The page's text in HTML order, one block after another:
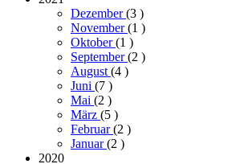
Dezember(3 )
November(1 )
Oktober(1 )
September(2 )
August (4 )
Juni (7 )
Mai (2 )
März (5 )
Februar(2 )
Januar(2 )
2020